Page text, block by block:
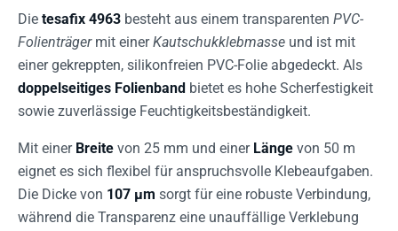
Die tesafix 4963 besteht aus einem transparenten PVC-
Folienträgermit einerKautschukklebmasse und ist mit
einer gekreppten, silikonfreien PVC-Folie abgedeckt. Als
doppelseitiges Folienband bietet es hohe Scherfestigkeit
sowie zuverlässige Feuchtigkeitsbeständigkeit.
Mit einer Breite von 25 mm und einer Länge von 50 m
eignet es sich flexibel für anspruchsvolle Klebeaufgaben.
Die Dicke von 107 µm sorgt für eine robuste Verbindung,
während die Transparenz eine unauffällige Verklebung